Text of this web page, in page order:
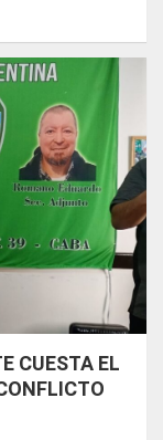
CUESTA EL